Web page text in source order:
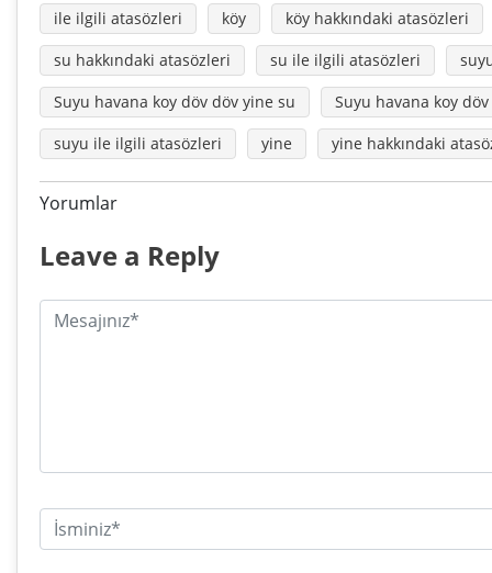
ile ilgili atasözleri
köy
köy hakkındaki atasözleri
su hakkındaki atasözleri
su ile ilgili atasözleri
Suyu havana koy döv döv yine su
Suyu havana koy
suyu ile ilgili atasözleri
yine yine hakkındaki
Yorumlar
Leave a Reply